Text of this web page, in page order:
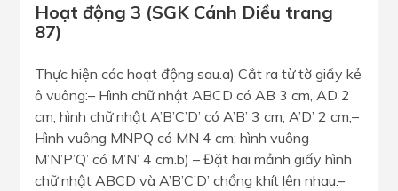
Hoạt động 3 (SGK Cánh Diều trang
87)
Thực hiện các hoạt động sau.a) Cắt ra từ tờ giấy kẻ
ô vuông:– Hình chữ nhật ABCD có AB 3 cm, AD 2
cm; hình chữ nhật A’B’C’D’ có A’B’ 3 cm, A’D’ 2 cm;–
Hình vuông MNPQ có MN 4 cm; hình vuông
M’N’P’Q’ có M’N’ 4 cm.b) – Đặt hai mảnh giấy hình
chữ nhật ABCD và A’B’C’D’ chồng khít lên nhau.–